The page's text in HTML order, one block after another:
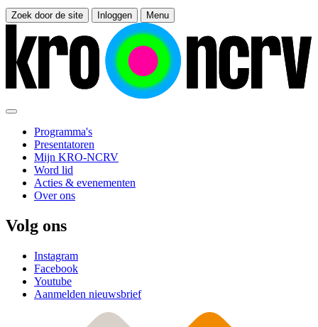
Zoek door de site Inloggen Menu
Programma's
Presentatoren
Mijn KRO-NCRV
Word lid
Acties & evenementen
Over ons
Volg ons
Instagram
Facebook
Youtube
Aanmelden nieuwsbrief